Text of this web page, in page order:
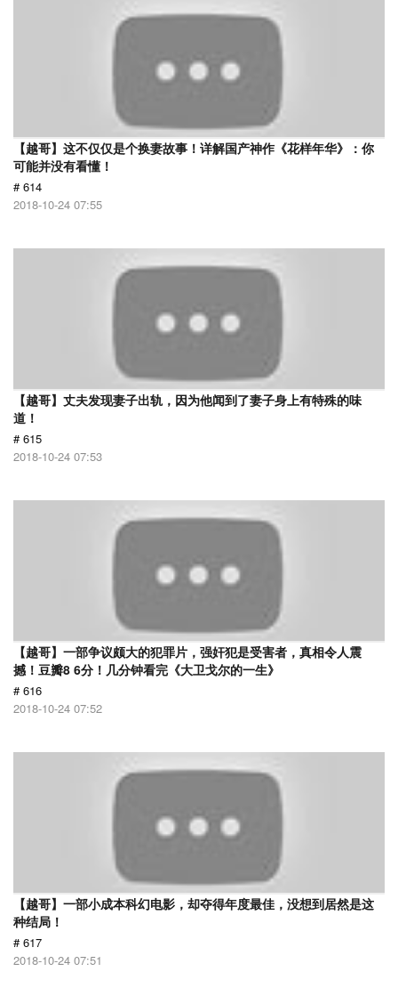
【越哥】这不仅仅是个换妻故事！详解国产神作《花样年华》：你
可能并没有看懂！
# 614
2018-10-24 07:55
【越哥】丈夫发现妻子出轨，因为他闻到了妻子身上有特殊的味
道！
# 615
2018-10-24 07:53
【越哥】一部争议颇大的犯罪片，强奸犯是受害者，真相令人震
撼！豆瓣8 6分！几分钟看完《大卫戈尔的一生》
# 616
2018-10-24 07:52
【越哥】一部小成本科幻电影，却夺得年度最佳，没想到居然是这
种结局！
# 617
2018-10-24 07:51